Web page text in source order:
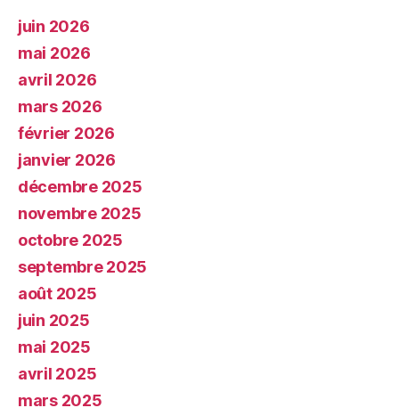
juin 2026
mai 2026
avril 2026
mars 2026
février 2026
janvier 2026
décembre 2025
novembre 2025
octobre 2025
septembre 2025
août 2025
juin 2025
mai 2025
avril 2025
mars 2025